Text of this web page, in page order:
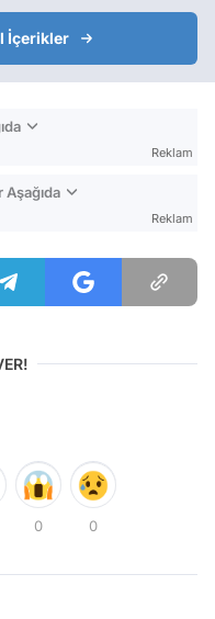
İçerikler
Reklam
Reklam
0 0